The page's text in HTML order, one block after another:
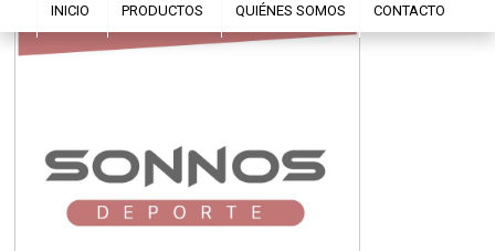
INICIO PRODUCTOS QUIÉNES SOMOS CONTACTO